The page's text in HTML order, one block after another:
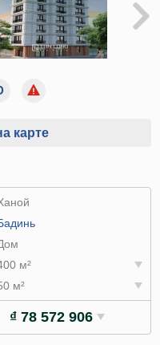
карте
м²
м²
₫ 78 572 906